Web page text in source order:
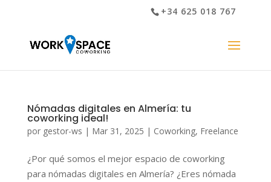
+34 625 018 767
Nómadas digitales en Almería: tu
coworking ideal!
por gestor-ws | Mar 31, 2025 | Coworking, Freelance
¿Por qué somos el mejor espacio de coworking
para nómadas digitales en Almería? ¿Eres nómada